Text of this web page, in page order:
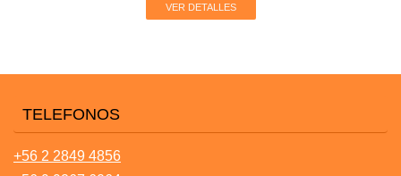
VER DETALLES
TELEFONOS
+56 2 2849 4856